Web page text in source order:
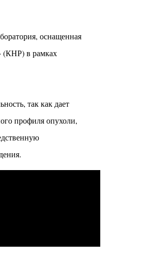
оснащенная
(КНР)в рамках
так как дает
профиля опухоли,